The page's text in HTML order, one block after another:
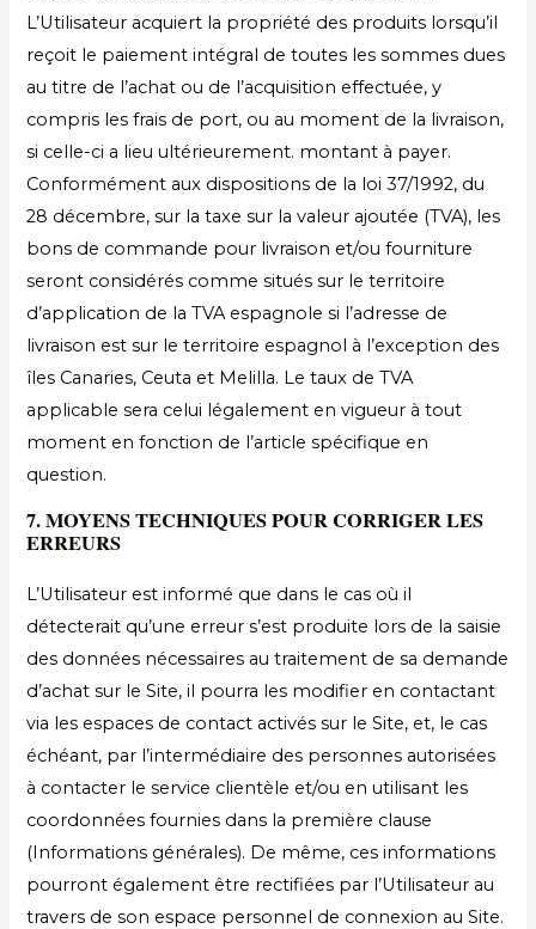
L’Utilisateur acquiert la propriété des produits lorsqu’il
reçoit le paiement intégral de toutes les sommes dues
au titre de l’achat ou de l’acquisition effectuée, y
compris les frais de port, ou au moment de la livraison,
si celle-ci a lieu ultérieurement. montant à payer.
Conformément aux dispositions de la loi 37/1992, du
28 décembre, sur la taxe sur la valeur ajoutée (TVA), les
bons de commande pour livraison et/ou fourniture
seront considérés comme situés sur le territoire
d’application de la TVA espagnole si l’adresse de
livraison est sur le territoire espagnol à l’exception des
îles Canaries, Ceuta et Melilla. Le taux de TVA
applicable sera celui légalement en vigueur à tout
moment en fonction de l’article spécifique en
question.
7. MOYENS TECHNIQUES POUR CORRIGER LES
ERREURS
L’Utilisateur est informé que dans le cas où il
détecterait qu’une erreur s’est produite lors de la saisie
des données nécessaires au traitement de sa demande
d’achat sur le Site, il pourra les modifier en contactant
via les espaces de contact activés sur le Site, et, le cas
échéant, par l’intermédiaire des personnes autorisées
à contacter le service clientèle et/ou en utilisant les
coordonnées fournies dans la première clause
(Informations générales). De même, ces informations
pourront également être rectifiées par l’Utilisateur au
travers de son espace personnel de connexion au Site.